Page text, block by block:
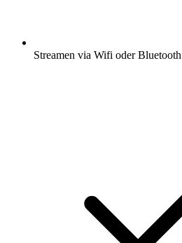
Streamen via Wifi oder Bluetooth